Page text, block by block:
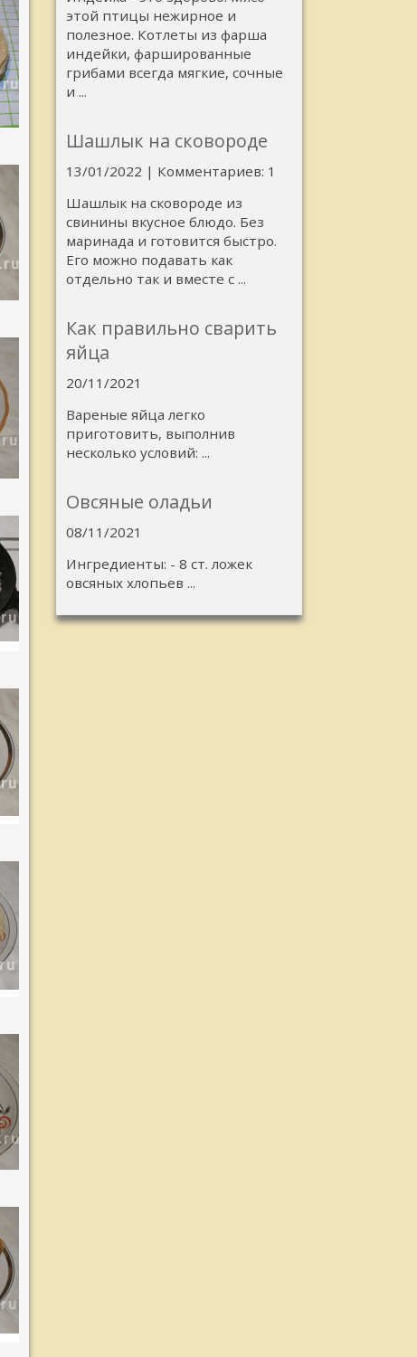
этой птицы нежирное и
полезное. Котлеты из фарша
индейки, фаршированные
грибами всегда мягкие, сочные
и ...
Шашлык на сковороде
13/01/2022 | Комментариев: 1
Шашлык на сковороде из
свинины вкусное блюдо. Без
маринада и готовится быстро.
Его можно подавать как
отдельно так и вместе с ...
Как правильно сварить
яйца
20/11/2021
Вареные яйца легко
приготовить, выполнив
несколько условий: ...
Овсяные оладьи
08/11/2021
Ингредиенты: - 8 ст. ложек
овсяных хлопьев ...